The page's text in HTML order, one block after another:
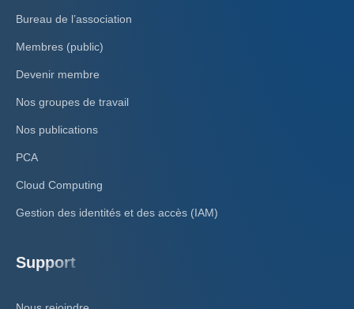
Bureau de l’association
Membres (public)
Devenir membre
Nos groupes de travail
Nos publications
PCA
Cloud Computing
Gestion des identités et des accès (IAM)
Support